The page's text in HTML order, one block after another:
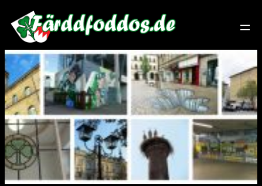
Zum
Inhalt
springen